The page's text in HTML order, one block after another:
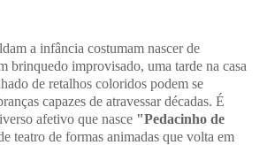
a infância costumam nascer de
brinquedo improvisado, uma tarde na casa
de retalhos coloridos podem se
capazes de atravessar décadas. É
afetivo que nasce "Pedacinho de
teatro de formas animadas que volta em